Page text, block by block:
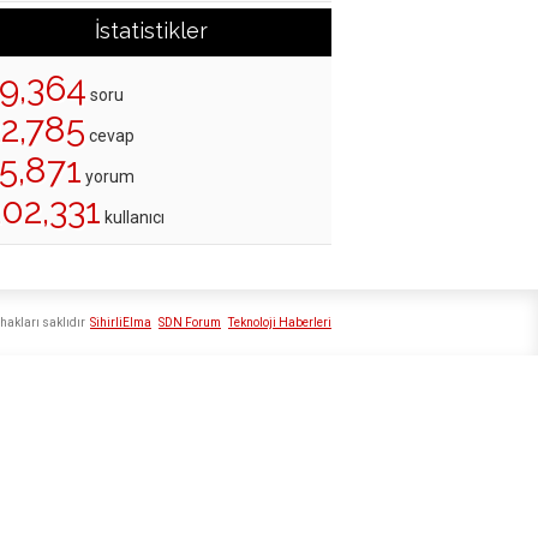
İstatistikler
soru
cevap
yorum
kullanıcı
SihirliElma SDN Forum Teknoloji Haberleri
saklıdır